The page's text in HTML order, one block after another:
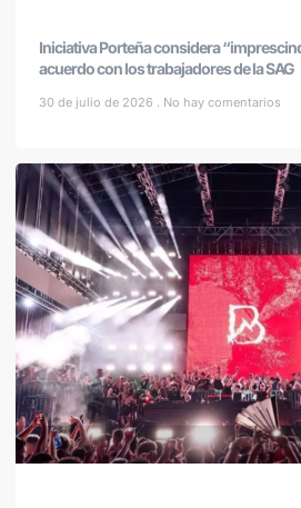
Iniciativa Porteña considera
acuerdo con los trabajadores de la SAG
30 de julio de 2026 No hay comentarios